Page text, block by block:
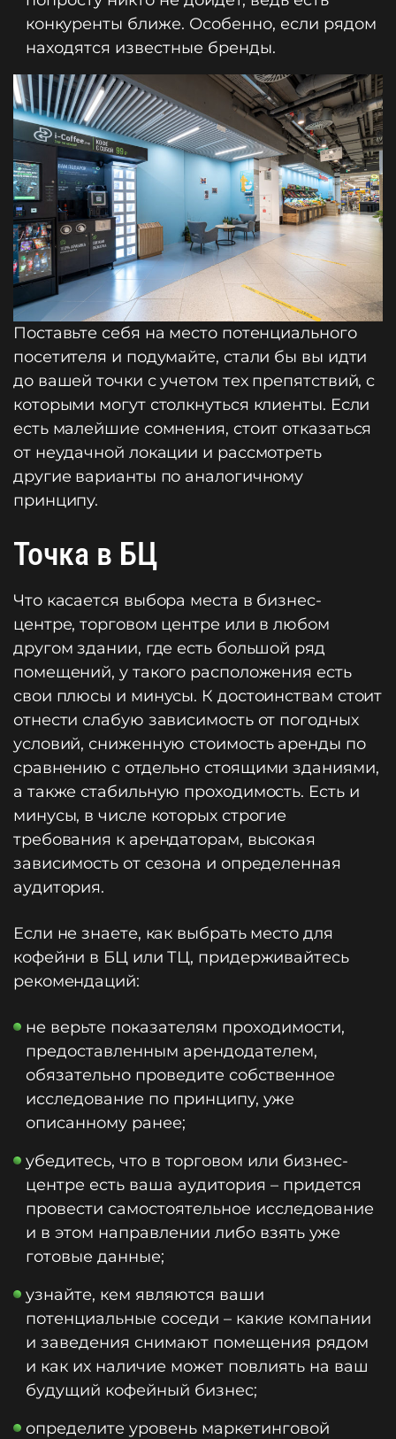
конкуренты ближе. Особенно, если рядом
находятся известные бренды.
Поставьте себя на место потенциального
посетителя и подумайте, стали бы вы идти
до вашей точки с учетом тех препятствий, с
которыми могут столкнуться клиенты. Если
есть малейшие сомнения, стоит отказаться
от неудачной локации и рассмотреть
другие варианты по аналогичному
принципу.
Точка в БЦ
Что касается выбора места в бизнес-
центре, торговом центре или в любом
другом здании, где есть большой ряд
помещений, у такого расположения есть
свои плюсы и минусы. К достоинствам стоит
отнести слабую зависимость от погодных
условий, сниженную стоимость аренды по
сравнению с отдельно стоящими зданиями,
а также стабильную проходимость. Есть и
минусы, в числе которых строгие
требования к арендаторам, высокая
зависимость от сезона и определенная
аудитория.
Если не знаете, как выбрать место для
кофейни в БЦ или ТЦ, придерживайтесь
рекомендаций:
не верьте показателям проходимости,
предоставленным арендодателем,
обязательно проведите собственное
исследование по принципу, уже
описанному ранее;
убедитесь, что в торговом или бизнес-
центре есть ваша аудитория – придется
провести самостоятельное исследование
и в этом направлении либо взять уже
готовые данные;
узнайте, кем являются ваши
потенциальные соседи – какие компании
и заведения снимают помещения рядом
и как их наличие может повлиять на ваш
будущий кофейный бизнес;
определите уровень маркетинговой